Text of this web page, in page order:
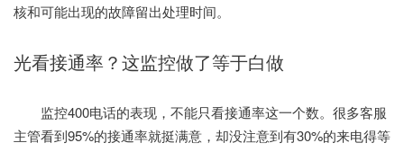
核和可能出现的故障留出处理时间。
光看接通率？这监控做了等于白做
监控400电话的表现，不能只看接通率这一个数。很多客服
主管看到95%的接通率就挺满意，却没注意到有30%的来电得等